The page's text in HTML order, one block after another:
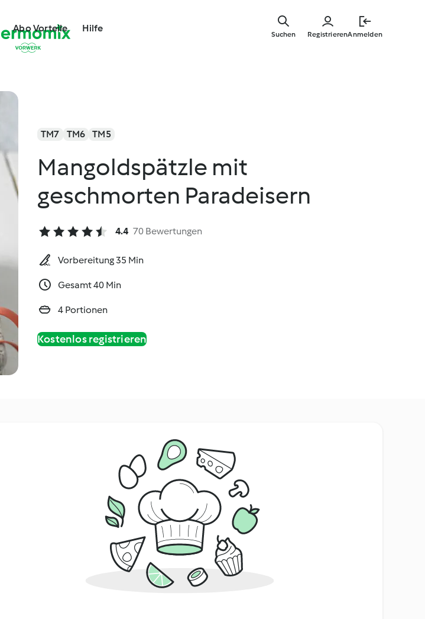
springen
Abo Vorteile Hilfe
RegistrierenAnmelden
Suchen
TM7 TM6 TM5
Mangoldspätzle mit
geschmorten Paradeisern
4.4 70 Bewertungen
Vorbereitung 35 Min
Gesamt 40 Min
4 Portionen
Kostenlos registrieren